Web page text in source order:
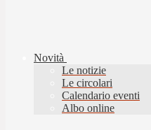
Novità
Le notizie
Le circolari
Calendario eventi
Albo online